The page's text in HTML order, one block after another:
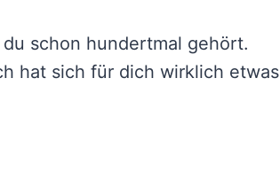
schon hundertmal gehört.
hat sich für dich wirklich etwas